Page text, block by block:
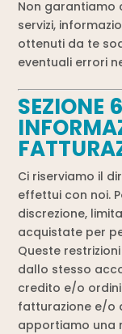
Non garantiamo
servizi,
ottenuti da te
eventuali errori
SEZIONE
Ci riserviamo il
effettui con noi.
discrezione,
acquistate per
Queste
dallo stesso
credito e/o
fatturazione e/o
apportiamo una